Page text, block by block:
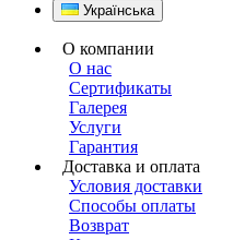
Українська
О компании
О нас
Сертификаты
Галерея
Услуги
Гарантия
Доставка и оплата
Условия доставки
Способы оплаты
Возврат